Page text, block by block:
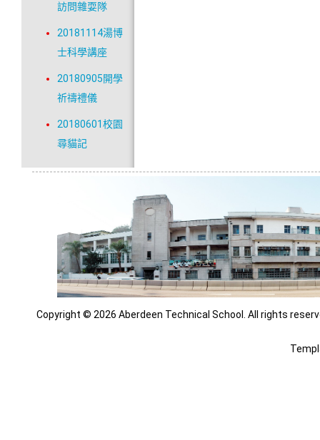
訪問雜耍隊
20181114湯博
士科學講座
20180905開學
祈禱禮儀
20180601校園
尋貓記
Copyright © 2026 Aberdeen Technical School. All rights